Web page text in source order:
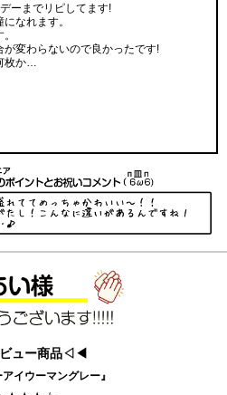
ーまでリピしてます!
なれます。
変わらないので良かったです!
枚か…
ュー商品◁◀
アイウーマングレー』